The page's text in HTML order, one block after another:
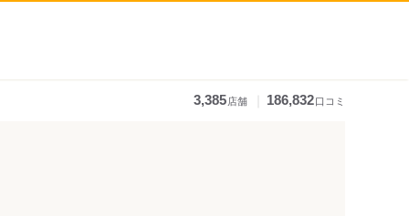
3,385店舗 186,832口コミ